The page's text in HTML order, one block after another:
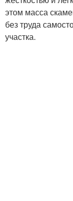
этом масса
без труда
участка.